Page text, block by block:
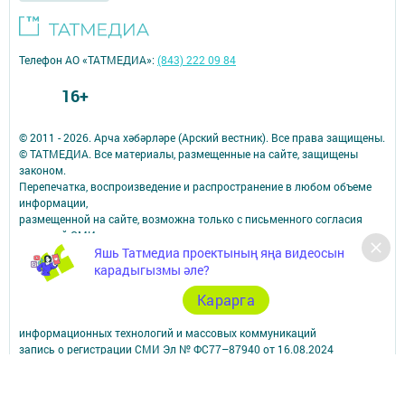
Яшь Татмедиа проектының яңа видеосын
карадыгызмы әле?
Карарга
© 2011 - 2026. Арча хәбәрләре (Арский вестник). Все права защищены.
© ТАТМЕДИА. Все материалы, размещенные на сайте, защищены
законом.
Перепечатка, воспроизведение и распространение в любом объеме
информации,
размещенной на сайте, возможна только с письменного согласия
редакций СМИ.
При поддержке Республиканского агентства по печати и массовым
коммуникациям.
Наименование СМИ: Арча хәбәрләре (Арский вестник)
СМИ зарегистрировано Федеральной службой по надзору в сфере
информационных технологий и массовых коммуникаций
запись о регистрации СМИ Эл № ФС77–87940 от 16.08.2024
Телефон АО «ТАТМЕДИА»:(843) 222 09 84
16+